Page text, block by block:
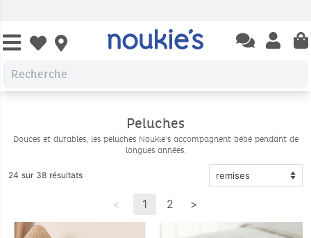
Open wishlist Open
Open
Peluches
Douces et durables, les peluches Noukie's accompagnent bébé pendant de
longues années.
24 sur 38 résultats
< 1 2 >